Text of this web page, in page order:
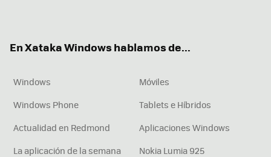
En Xataka Windows hablamos de...
Windows
Móviles
Windows Phone
Tablets e Híbridos
Actualidad en Redmond
Aplicaciones Windows
La aplicación de la semana
Nokia Lumia 925